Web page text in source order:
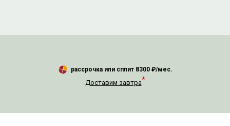
рассрочка или сплит 8300₽/мес.
Доставим завтра*